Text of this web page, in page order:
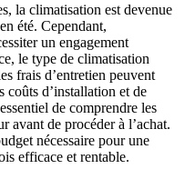
la climatisation est devenue
été. Cependant,
un engagement
le type de climatisation
frais d’entretien peuvent
d’installation et de
de comprendre les
avant de procéder à l’achat.
nécessaire pour une
efficace et rentable.